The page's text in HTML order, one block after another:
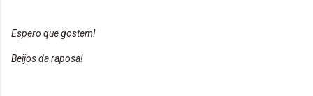
Espero que gostem!
Beijos da raposa!